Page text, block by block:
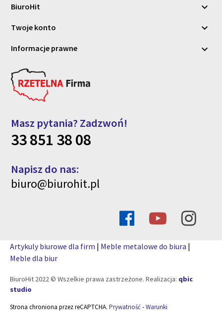
BiuroHit 
Twoje konto 
Informacje prawne 
Masz pytania? Zadzwoń!
33 851 38 08
Napisz do nas:
biuro@biurohit.pl
Artykuly biurowe dla firm | Meble metalowe do biura |
Meble dla biur
BiuroHit 2022 © Wszelkie prawa zastrzeżone. Realizacja: qbic
studio
Strona chroniona przez reCAPTCHA. Prywatność-Warunki